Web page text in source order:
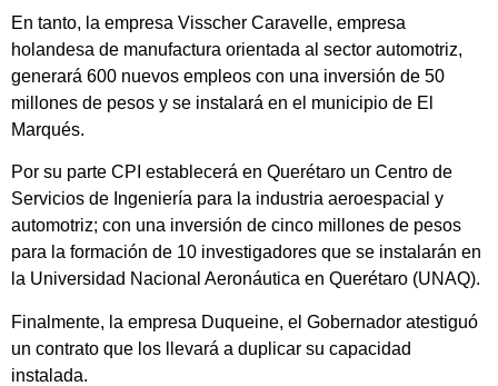
En tanto, la empresa Visscher Caravelle, empresa
holandesa de manufactura orientada al sector automotriz,
generará 600 nuevos empleos con una inversión de 50
millones de pesos y se instalará en el municipio de El
Marqués.
Por su parte CPI establecerá en Querétaro un Centro de
Servicios de Ingeniería para la industria aeroespacial y
automotriz; con una inversión de cinco millones de pesos
para la formación de 10 investigadores que se instalarán en
la Universidad Nacional Aeronáutica en Querétaro (UNAQ).
Finalmente, la empresa Duqueine, el Gobernador atestiguó
un contrato que los llevará a duplicar su capacidad
instalada.